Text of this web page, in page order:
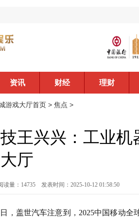
资讯 财经 理财
游戏大厅首页 > 焦点 >
王兴兴：工业
厅
读量：14735 发表时间：2025-10-12 01:58:50
日，盖世汽车注意到，2025中国移动